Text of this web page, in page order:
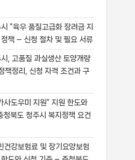
“육우 품질고급화 장려금 지
정책 – 신청 절차 및 필요 서류
, 고품질 과실생산 토양개량
책정리, 신청 자격 조건과 구
사도우미 지원” 지원 한도와
청북도 청주시 복지정책 요건
건강보험료 및 장기요양보험